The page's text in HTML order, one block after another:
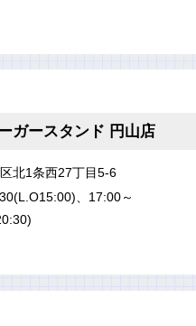
ガースタンド 円山店
北1条西27丁目5-6
、17:00～